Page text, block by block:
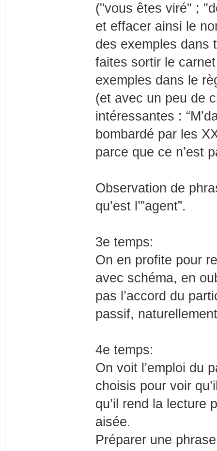
("vous êtes viré" ;
et effacer ainsi le
des exemples dans
faites sortir le
exemples dans le
(et avec un peu de
intéressantes :
bombardé par les
parce que ce n’est
Observation de
qu’est l’”agent”.
3e temps:
On en profite pour
avec schéma, en
pas l’accord du
passif,
4e temps:
On voit l’emploi du
choisis pour voir
qu’il rend la lecture
aisée.
Préparer une